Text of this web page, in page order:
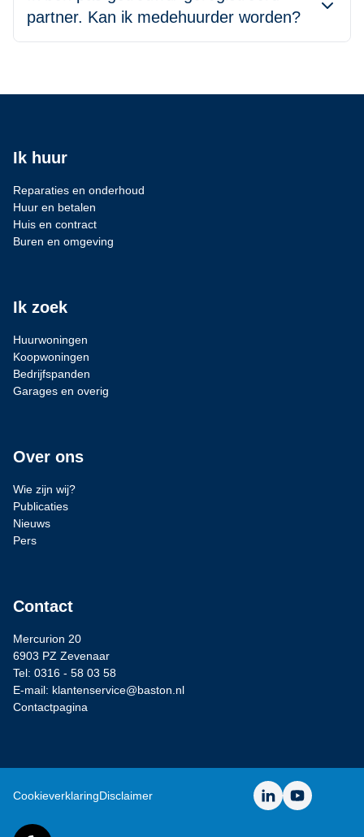
partner. Kan ik medehuurder worden?
Ik huur
Reparaties en onderhoud
Huur en betalen
Huis en contract
Buren en omgeving
Ik zoek
Huurwoningen
Koopwoningen
Bedrijfspanden
Garages en overig
Over ons
Wie zijn wij?
Publicaties
Nieuws
Pers
Contact
Mercurion 20
6903 PZ Zevenaar
Tel: 0316 - 58 03 58
E-mail: klantenservice@baston.nl
Contactpagina
CookieverklaringDisclaimer LinkedInYouTube